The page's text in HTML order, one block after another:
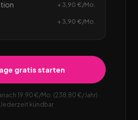
+ 3,90 €/Mo.
+ 3,90 €/Mo.
gratis starten
19,90 €/Mo. (238,80 €/Jahr) ·
Jederzeit kündbar